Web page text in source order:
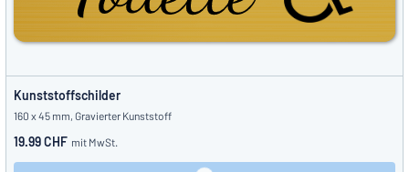
Kunststoffschilder
160 x 45 mm, Gravierter Kunststoff
19.99 CHF mit MwSt.